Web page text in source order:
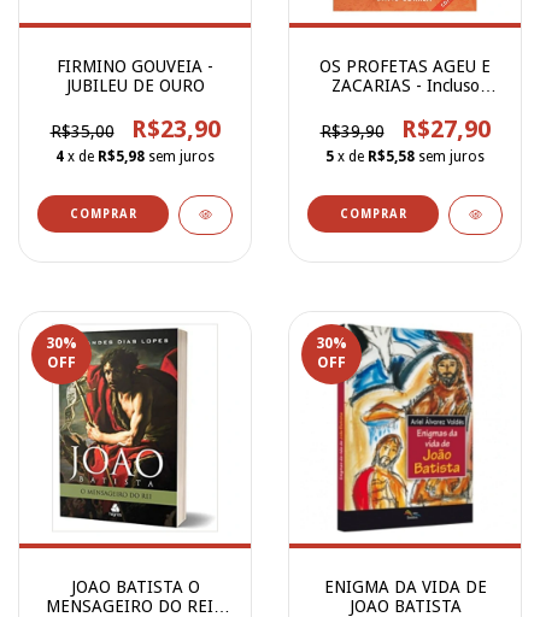
FIRMINO GOUVEIA -
JUBILEU DE OURO
R$35,00 R$23,90
4 x de R$5,98 sem juros
OS PROFETAS AGEU E
ZACARIAS - Incluso
R$39,90
R$27,90
5 x de R$5,58 sem juros
30%
OFF
JOAO BATISTA O
MENSAGEIRO DO REI -
30%
OFF
ENIGMA DA VIDA DE
JOAO BATISTA